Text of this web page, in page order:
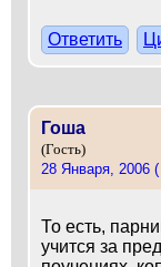
Ответить
Гоша
(Гость)
28 Января, 2006
То есть,
учится за